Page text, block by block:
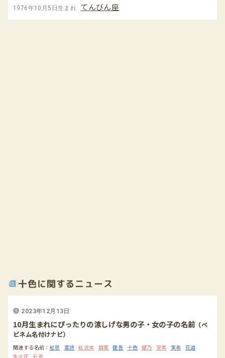
1976年10月5日生まれ てんびん座
十色に関するニュース
2023年12月13日
10月生まれにぴったりの涼しげな男の子・女の子の名前（ベ
ビネム名付けナビ）
関連する名前： 紅恩 葉詩 紅流美 朋葉 健吾 十色 健乃 安実 実希 花道
朱々花 彩希